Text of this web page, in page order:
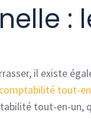
:
il existe
tout-
tout-en-un,